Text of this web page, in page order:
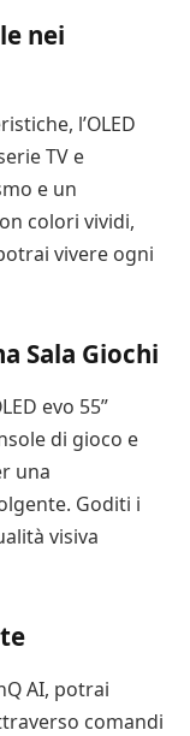
nei
l’OLED
TV e
e un
colori vividi,
vivere ogni
Sala Giochi
evo 55”
di gioco e
una
Goditi i
visiva
AI, potrai
comandi